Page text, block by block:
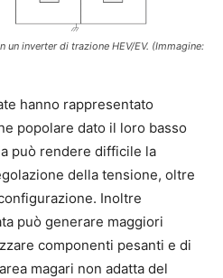
un inverter di trazione HEV/EV. (Immagine:
hanno rappresentato
popolare dato il loro basso
può rendere difficile la
della tensione, oltre
Inoltre
può generare maggiori
componenti pesanti e di
magari non adatta del